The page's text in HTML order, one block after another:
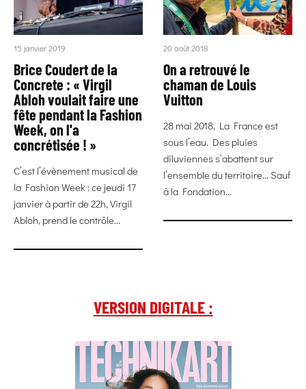
15 janvier 2019
Brice Coudert de la
Concrete : « Virgil
Abloh voulait faire une
fête pendant la Fashion
Week, on l'a
concrétisée ! »
C’est l’évènement musical de
la Fashion Week : ce jeudi 17
janvier à partir de 22h, Virgil
Abloh, prend le contrôle...
20 août 2018
On a retrouvé le
chaman de Louis
Vuitton
28 mai 2018, La France est
sous l’eau. Des pluies
diluviennes s’abattent sur
l’ensemble du territoire… Sauf
à la Fondation...
VERSION DIGITALE :